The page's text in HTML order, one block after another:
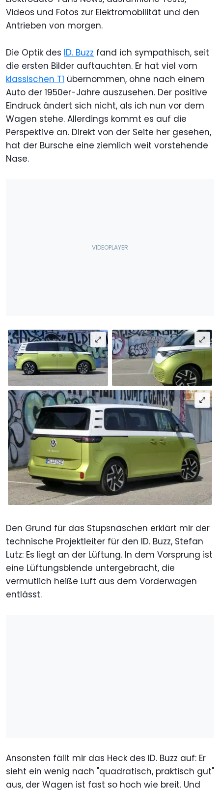
Videos und Fotos zur Elektromobilität und den
Antrieben von morgen.
Die Optik des ID. Buzz fand ich sympathisch, seit
die ersten Bilder auftauchten. Er hat viel vom
klassischen T1 übernommen, ohne nach einem
Auto der 1950er-Jahre auszusehen. Der positive
Eindruck ändert sich nicht, als ich nun vor dem
Wagen stehe. Allerdings kommt es auf die
Perspektive an. Direkt von der Seite her gesehen,
hat der Bursche eine ziemlich weit vorstehende
Nase.
Den Grund für das Stupsnäschen erklärt mir der
technische Projektleiter für den ID. Buzz, Stefan
Lutz: Es liegt an der Lüftung. In dem Vorsprung ist
eine Lüftungsblende untergebracht, die
vermutlich heiße Luft aus dem Vorderwagen
entlässt.
Ansonsten fällt mir das Heck des ID. Buzz auf: Er
sieht ein wenig nach "quadratisch, praktisch gut"
aus, der Wagen ist fast so hoch wie breit. Und